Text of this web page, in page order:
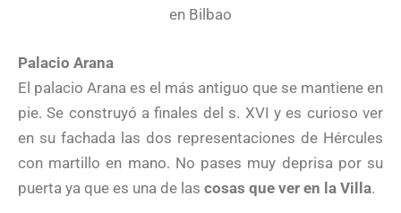
en Bilbao
Palacio Arana
El palacio Arana es el más antiguo que se mantiene en
pie. Se construyó a finales del s. XVI y es curioso ver
en su fachada las dos representaciones de Hércules
con martillo en mano. No pases muy deprisa por su
puerta ya que es una de las cosas que ver en la Villa.